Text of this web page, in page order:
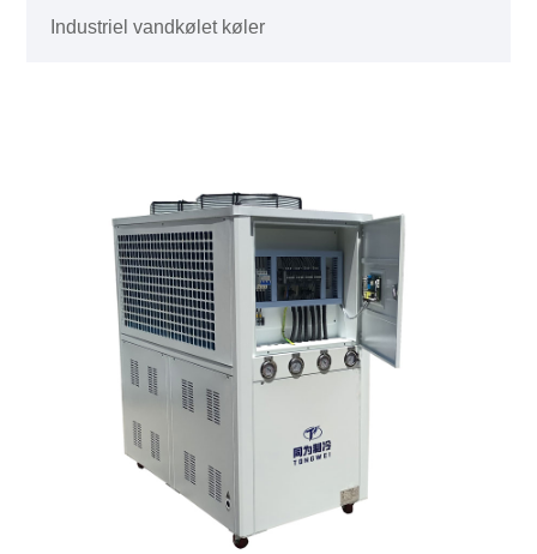
Industriel vandkølet køler